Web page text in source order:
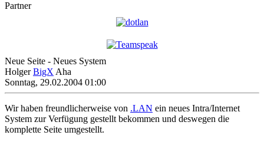
Partner
Neue Seite - Neues System
Holger BigXAha
Sonntag, 29.02.2004 01:00
Wir haben freundlicherweise von .LAN ein neues Intra/Internet
System zur Verfügung gestellt bekommen und deswegen die
komplette Seite umgestellt.